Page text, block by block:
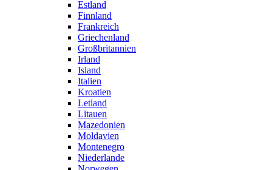
Estland
Finnland
Frankreich
Griechenland
Großbritannien
Irland
Island
Italien
Kroatien
Letland
Litauen
Mazedonien
Moldavien
Montenegro
Niederlande